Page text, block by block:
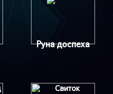
Руна доспеха